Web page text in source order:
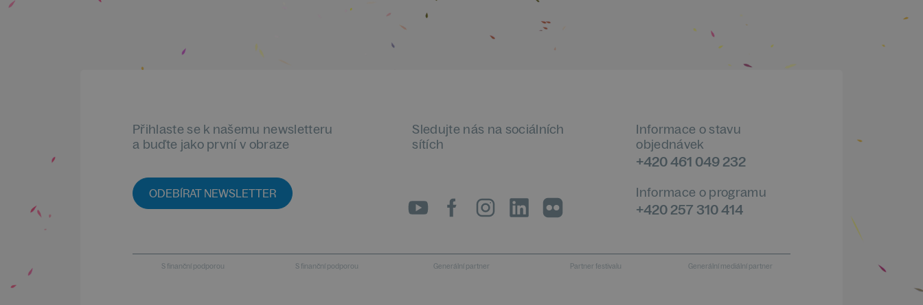
Přihlaste se k našemu newsletteru
a buďte jako první v obraze
ODEBÍRAT NEWSLETTER
Sledujte nás na sociálních
sítích
Informace o stavu
objednávek
+420 461 049 232
Informace o programu
+420 257 310 414
S finanční podporou S finanční podporou Generální partner Partner festivalu Generální mediální partner